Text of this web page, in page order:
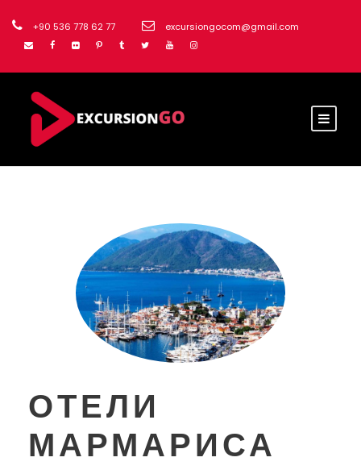
+90 536 778 62 77 excursiongocom@gmail.com
ОТЕЛИ
МАРМАРИСА